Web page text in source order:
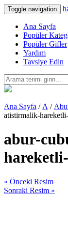
Toggle navigation
Ana Sayfa
Popüler
Popüler Gifler
Yardım
Tavsiye Edin
Ana Sayfa / A /
atistirmalik-
abur-
« Önceki Resim
Sonraki Resim »